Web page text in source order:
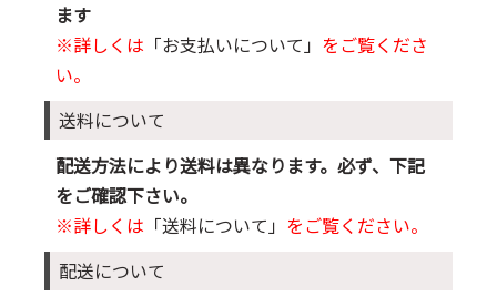
ます
※詳しくは 「お支払いについて」 をご覧くださ
い。
送料について
配送方法により送料は異なります。必ず、下記
をご確認下さい。
※詳しくは 「送料について」 をご覧ください。
配送について